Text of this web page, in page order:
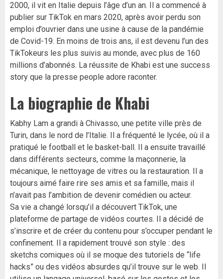
2000, il vit en Italie depuis l’âge d’un an. Il a commencé à
publier sur TikTok en mars 2020, après avoir perdu son
emploi d’ouvrier dans une usine à cause de la pandémie
de Covid-19. En moins de trois ans, il est devenu l’un des
TikTokeurs les plus suivis au monde, avec plus de 160
millions d’abonnés. La réussite de Khabi est une success
story que la presse people adore raconter.
La biographie de Khabi
Kabhy Lam a grandi à Chivasso, une petite ville près de
Turin, dans le nord de l’Italie. Il a fréquenté le lycée, où il a
pratiqué le football et le basket-ball. Il a ensuite travaillé
dans différents secteurs, comme la maçonnerie, la
mécanique, le nettoyage de vitres ou la restauration. Il a
toujours aimé faire rire ses amis et sa famille, mais il
n’avait pas l’ambition de devenir comédien ou acteur.
Sa vie a changé lorsqu’il a découvert TikTok, une
plateforme de partage de vidéos courtes. Il a décidé de
s’inscrire et de créer du contenu pour s’occuper pendant le
confinement. Il a rapidement trouvé son style : des
sketchs comiques où il se moque des tutoriels de “life
hacks” ou des vidéos absurdes qu’il trouve sur le web. Il